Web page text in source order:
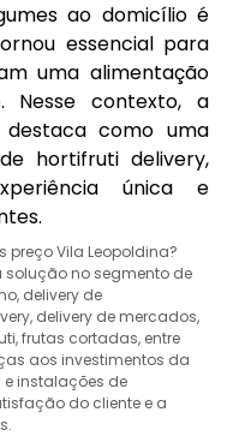
ao domicílio é
essencial para
uma alimentação
Nesse contexto, a
como uma
hortifruti delivery,
única e
preço Vila Leopoldina?
solução no segmento de
delivery de
delivery de mercados,
frutas cortadas, entre
aos investimentos da
instalações de
do cliente e a